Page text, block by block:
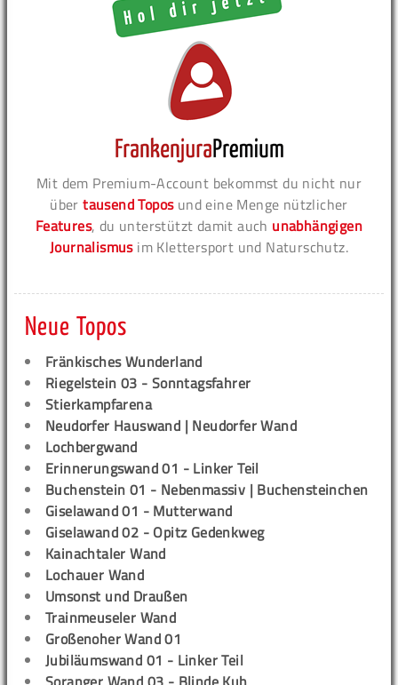
Mit dem Premium-Account bekommst du nicht nur
übertausend Toposund eine Menge nützlicher
Features, du unterstützt damit auch unabhängigen
Journalismusim Klettersport und Naturschutz.
Neue Topos
Fränkisches Wunderland
Riegelstein 03 - Sonntagsfahrer
Stierkampfarena
Neudorfer Hauswand | Neudorfer Wand
Lochbergwand
Erinnerungswand 01 - Linker Teil
Buchenstein 01 - Nebenmassiv | Buchensteinchen
Giselawand 01 - Mutterwand
Giselawand 02 - Opitz Gedenkweg
Kainachtaler Wand
Lochauer Wand
Umsonst und Draußen
Trainmeuseler Wand
Großenoher Wand 01
Jubiläumswand 01 - Linker Teil